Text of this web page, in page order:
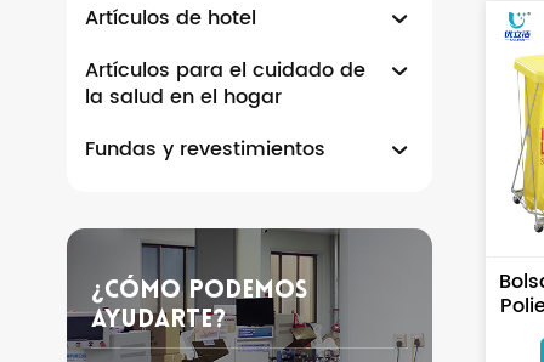
Artículos de hotel
Artículos para el cuidado de
la salud en el hogar
Fundas y revestimientos
¿Cómo Podemos
Ayudarte?